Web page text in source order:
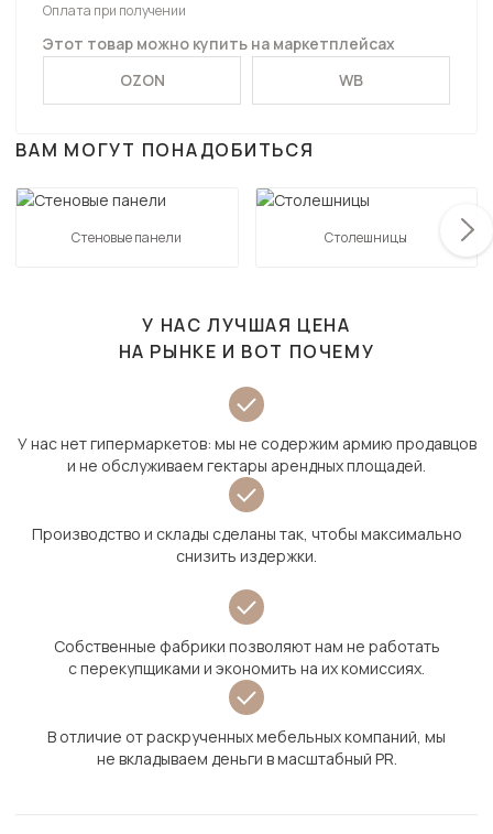
Оплата при получении
Этот товар можно купить на маркетплейсах
OZON
WB
ВАМ МОГУТ ПОНАДОБИТЬСЯ
Стеновые панели Столешницы
У НАС ЛУЧШАЯ ЦЕНА
НА РЫНКЕ И ВОТ ПОЧЕМУ
У нас нет гипермаркетов: мы не содержим армию продавцов
и не обслуживаем гектары арендных площадей.
Производство и склады сделаны так, чтобы максимально
снизить издержки.
Собственные фабрики позволяют нам не работать
с перекупщиками и экономить на их комиссиях.
В отличие от раскрученных мебельных компаний, мы
не вкладываем деньги в масштабный PR.